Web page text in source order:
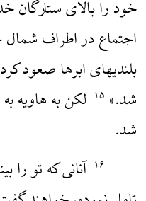
خود را بالای ستارگان
اجتماع در اطراف
بلندیهای ابرها صعود
شد.» ۱۵ لکن به هاویه
شد.
۱۶ آنانی که تو را